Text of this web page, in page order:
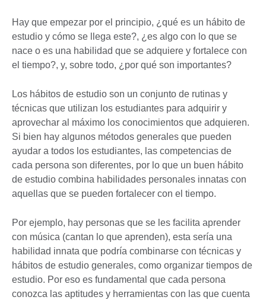
Hay que empezar por el principio, ¿qué es un hábito de
estudio y cómo se llega este?, ¿es algo con lo que se
nace o es una habilidad que se adquiere y fortalece con
el tiempo?, y, sobre todo, ¿por qué son importantes?
Los hábitos de estudio son un conjunto de rutinas y
técnicas que utilizan los estudiantes para adquirir y
aprovechar al máximo los conocimientos que adquieren.
Si bien hay algunos métodos generales que pueden
ayudar a todos los estudiantes, las competencias de
cada persona son diferentes, por lo que un buen hábito
de estudio combina habilidades personales innatas con
aquellas que se pueden fortalecer con el tiempo.
Por ejemplo, hay personas que se les facilita aprender
con música (cantan lo que aprenden), esta sería una
habilidad innata que podría combinarse con técnicas y
hábitos de estudio generales, como organizar tiempos de
estudio. Por eso es fundamental que cada persona
conozca las aptitudes y herramientas con las que cuenta